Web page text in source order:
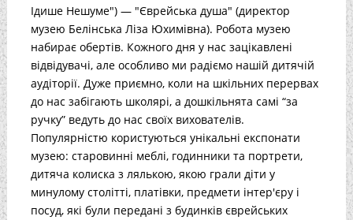
Ідише Нешуме") — "Єврейська душа" (директор
музею Белінська Ліза Юхимівна). Робота музею
набирає обертів. Кожного дня у нас зацікавлені
відвідувачі, але особливо ми радіємо нашій дитячій
аудіторії. Дуже приємно, коли на шкільних перервах
до нас забігають школярі, а дошкільнята самі “за
ручку” ведуть до нас своїх вихователів.
Популярністю користуються унікальні експонати
музею: старовинні меблі, годинники та портрети,
дитяча колиска з лялькою, якою грали діти у
минулому столітті, платівки, предмети інтер'єру і
посуд, які були передані з будинків єврейських